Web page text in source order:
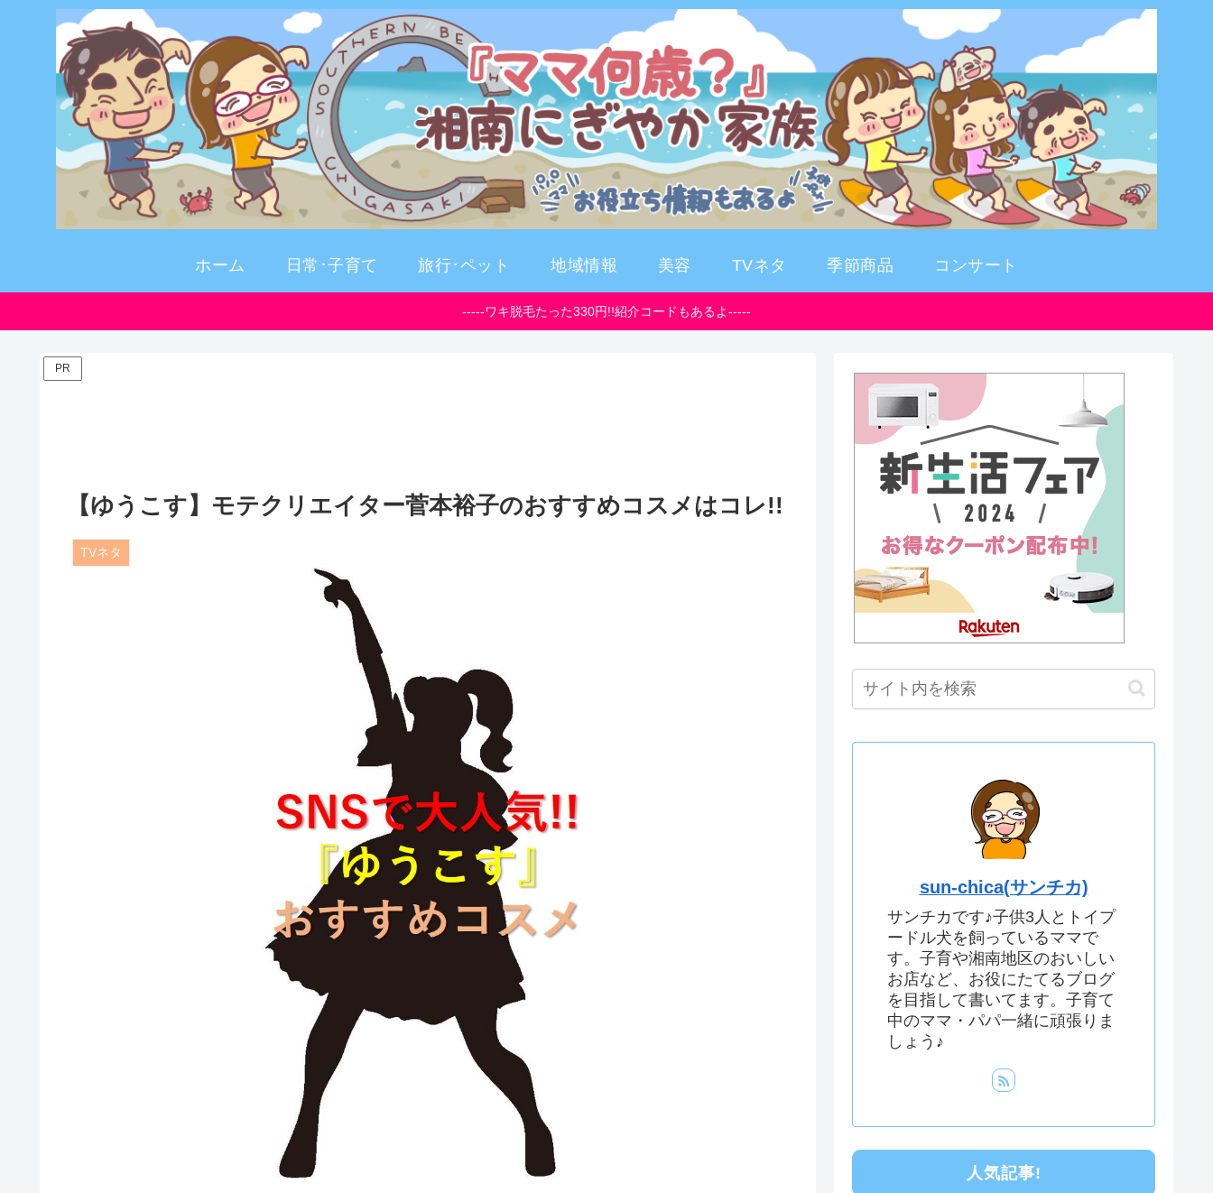
ホーム 日常･子育て 旅行･ペット 地域情報 美容 TVネタ 季節商品 コンサート
-----ワキ脱毛たった330円!!紹介コードもあるよ-----
PR
【ゆうこす】モテクリエイター菅本裕子のおすすめコスメはコレ!!
TVネタ
sun-chica(サンチカ)
サンチカです♪子供3人とトイプ
ードル犬を飼っているママで
す。子育や湘南地区のおいしい
お店など、お役にたてるブログ
を目指して書いてます。子育て
中のママ・パパ一緒に頑張りま
しょう♪
人気記事!